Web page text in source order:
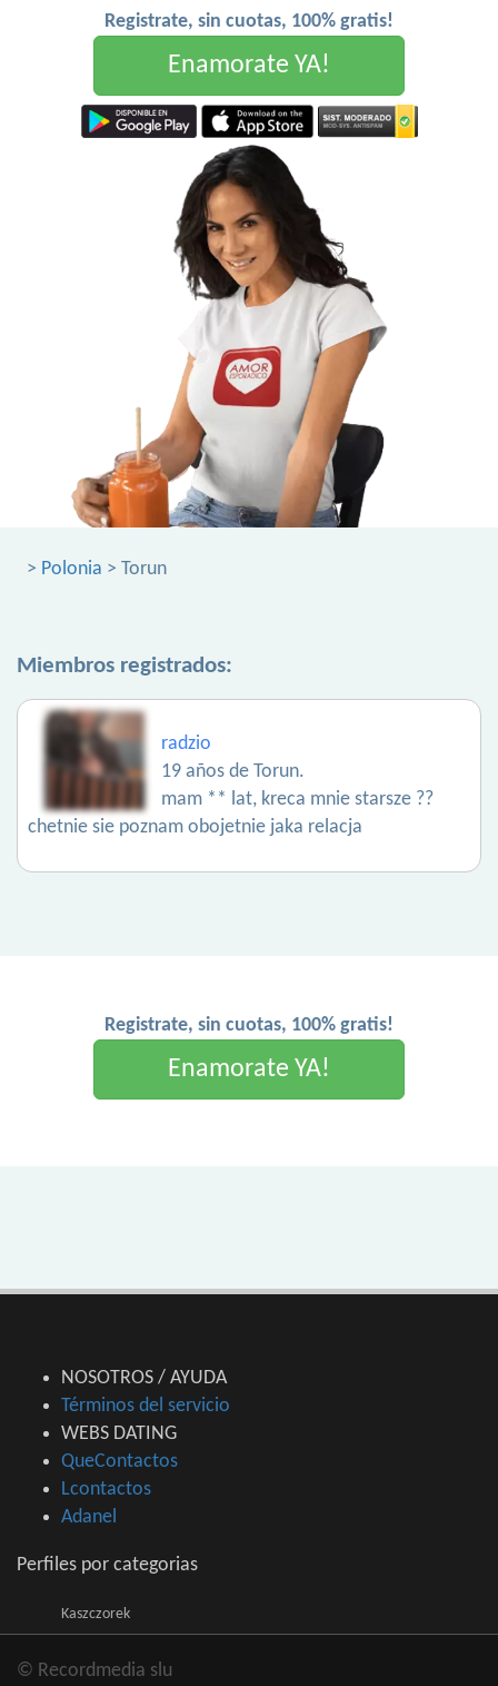
Registrate, sin cuotas, 100% gratis!
Enamorate YA!
> Polonia > Torun
Miembros registrados:
radzio
19 años de Torun.
mam ** lat, kreca mnie starsze ??
chetnie sie poznam obojetnie jaka relacja
Registrate, sin cuotas, 100% gratis!
Enamorate YA!
NOSOTROS / AYUDA
Términos del servicio
WEBS DATING
QueContactos
Lcontactos
Adanel
Perfiles por categorias
Kaszczorek
© Recordmedia slu